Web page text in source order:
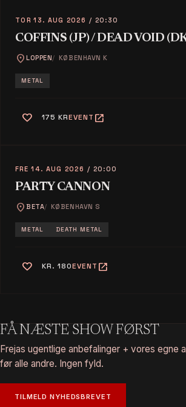
TOR 13. AUG 2026 / 20:30
COFFINS (JP) / DEAD VOID
location_on LOPPEN KØBENHAVN K
METAL
favorite 175 KREVENT open_in_new
FRE 14. AUG 2026 / 20:00
PARTY CANNON
location_on BETA KØBENHAVN S
METAL DEATH METAL
favorite KR. 180EVENT open_in_new
FÅ NÆSTE SHOW FØRST
Frejas ugentlige anbefalinger + vores egne
før alle andre. Ingen fyld.
TILMELD NYHEDSBREVET